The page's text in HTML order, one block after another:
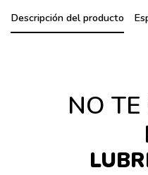
Descripción del producto
NO